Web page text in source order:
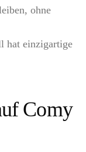
ohne
hat einzigartige
Comy